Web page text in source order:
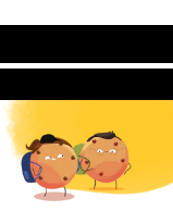
14h à 18h)